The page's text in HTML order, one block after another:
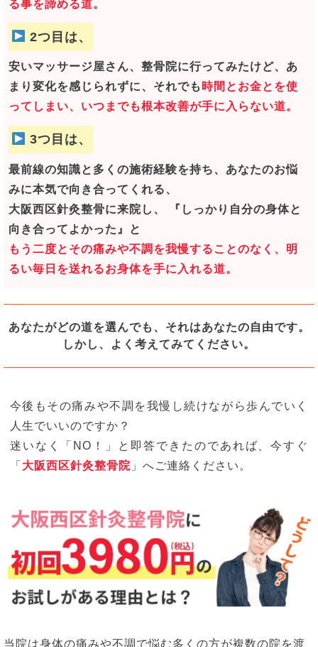
る事を諦める道。
2つ目は、
安いマッサージ屋さん、整骨院に行ってみたけど、あ
まり変化を感じられずに、それでも 時間とお金とを使
ってしまい、いつまでも根本改善が手に入らない道。
3つ目は、
最前線の知識と多くの施術経験を持ち、あなたのお悩
みに本気で向き合ってくれる、
大阪西区針灸整骨に来院し、 『しっかり自分の身体と
向き合ってよかった』と
もう二度とその痛みや不調を我慢することのなく、明
るい毎日を送れるお身体を手に入れる道。
あなたがどの道を選んでも、それはあなたの自由です。
しかし、よく考えてみてください。
今後もその痛みや不調を我慢し続けながら歩んでいく
人生でいいのですか？
迷いなく「NO！」と即答できたのであれば、今すぐ
「 大阪西区針灸整骨院」へご連絡ください。
当院は身体の痛みや不調で悩む多くの方が複数の院を渡